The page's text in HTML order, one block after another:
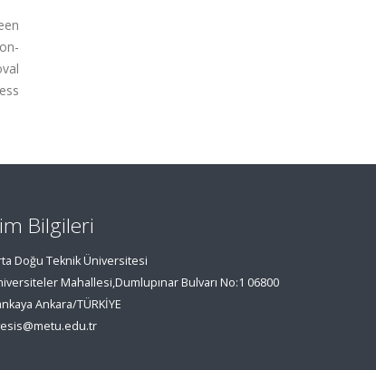
Bilgileri
Doğu Teknik Üniversitesi
Mahallesi,Dumlupınar Bulvarı No:1 06800
Ankara/TÜRKİYE